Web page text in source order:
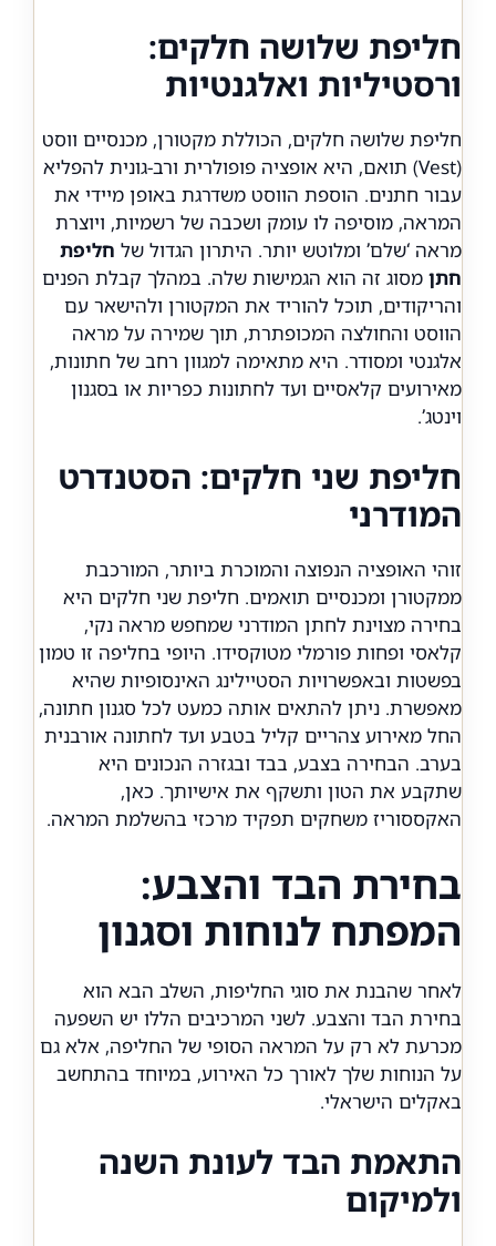
חליפת שלושה חלקים:
ורסטיליות ואלגנטיות
חליפת שלושה חלקים, הכוללת מקטורן, מכנסיים ווסט
(Vest) תואם, היא אופציה פופולרית ורב-גונית להפליא
עבור חתנים. הוספת הווסט משדרגת באופן מיידי את
המראה, מוסיפה לו עומק ושכבה של רשמיות, ויוצרת
מראה ‘שלם’ ומלוטש יותר. היתרון הגדול של חליפת
חתן מסוג זה הוא הגמישות שלה. במהלך קבלת הפנים
והריקודים, תוכל להוריד את המקטורן ולהישאר עם
הווסט והחולצה המכופתרת, תוך שמירה על מראה
אלגנטי ומסודר. היא מתאימה למגוון רחב של חתונות,
מאירועים קלאסיים ועד לחתונות כפריות או בסגנון
וינטג’.
חליפת שני חלקים: הסטנדרט
המודרני
זוהי האופציה הנפוצה והמוכרת ביותר, המורכבת
ממקטורן ומכנסיים תואמים. חליפת שני חלקים היא
בחירה מצוינת לחתן המודרני שמחפש מראה נקי,
קלאסי ופחות פורמלי מטוקסידו. היופי בחליפה זו טמון
בפשטות ובאפשרויות הסטיילינג האינסופיות שהיא
מאפשרת. ניתן להתאים אותה כמעט לכל סגנון חתונה,
החל מאירוע צהריים קליל בטבע ועד לחתונה אורבנית
בערב. הבחירה בצבע, בבד ובגזרה הנכונים היא
שתקבע את הטון ותשקף את אישיותך. כאן,
האקססוריז משחקים תפקיד מרכזי בהשלמת המראה.
בחירת הבד והצבע:
המפתח לנוחות וסגנון
לאחר שהבנת את סוגי החליפות, השלב הבא הוא
בחירת הבד והצבע. לשני המרכיבים הללו יש השפעה
מכרעת לא רק על המראה הסופי של החליפה, אלא גם
על הנוחות שלך לאורך כל האירוע, במיוחד בהתחשב
באקלים הישראלי.
התאמת הבד לעונת השנה
ולמיקום